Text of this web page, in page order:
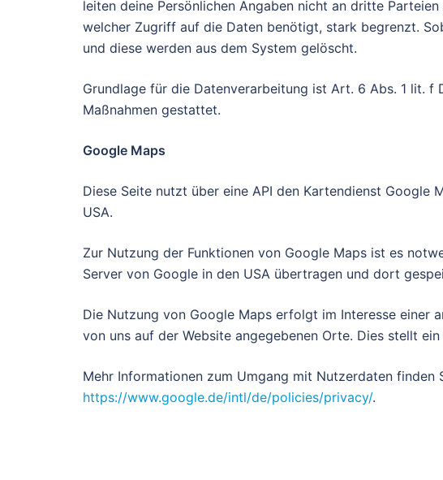
leiten deine Persönlichen Angaben nicht an dritte
welcher Zugriff auf die Daten benötigt, stark begrenzt.
und diese werden aus dem System gelöscht.
Grundlage für die Datenverarbeitung ist Art. 6 Abs. 1 lit.
Maßnahmen gestattet.
Google Maps
Diese Seite nutzt über eine API den Kartendienst Google
USA.
Zur Nutzung der Funktionen von Google Maps ist es
Server von Google in den USA übertragen und dort
Die Nutzung von Google Maps erfolgt im Interesse einer
von uns auf der Website angegebenen Orte. Dies stellt
Mehr Informationen zum Umgang mit Nutzerdaten
https://www.google.de/intl/de/policies/privacy/.